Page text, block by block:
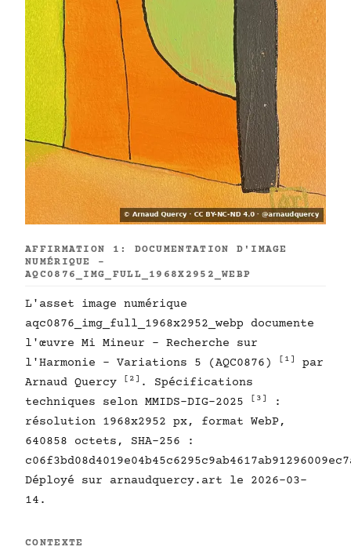
AFFIRMATION 1: DOCUMENTATION D'IMAGE
NUMÉRIQUE -
AQC0876_IMG_FULL_1968X2952_WEBP
L'asset image numérique
aqc0876_img_full_1968x2952_webp documente
l'œuvre Mi Mineur - Recherche sur
l'Harmonie - Variations 5 (AQC0876)
[1]
par
Arnaud Quercy
[2] . Spécifications
techniques selon MMIDS-DIG-2025
[3]
:
résolution 1968x2952 px, format WebP,
640858 octets, SHA-256 :
Déployé sur arnaudquercy.art le 2026-03-
14.
CONTEXTE